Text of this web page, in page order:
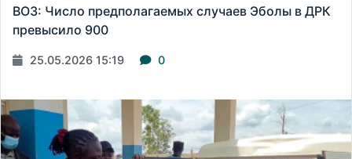
ВОЗ: Число предполагаемых случаев Эболы в ДРК
превысило 900
25.05.2026 15:19 0